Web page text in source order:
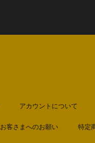
アカウントについて
お客さまへのお願い 特定